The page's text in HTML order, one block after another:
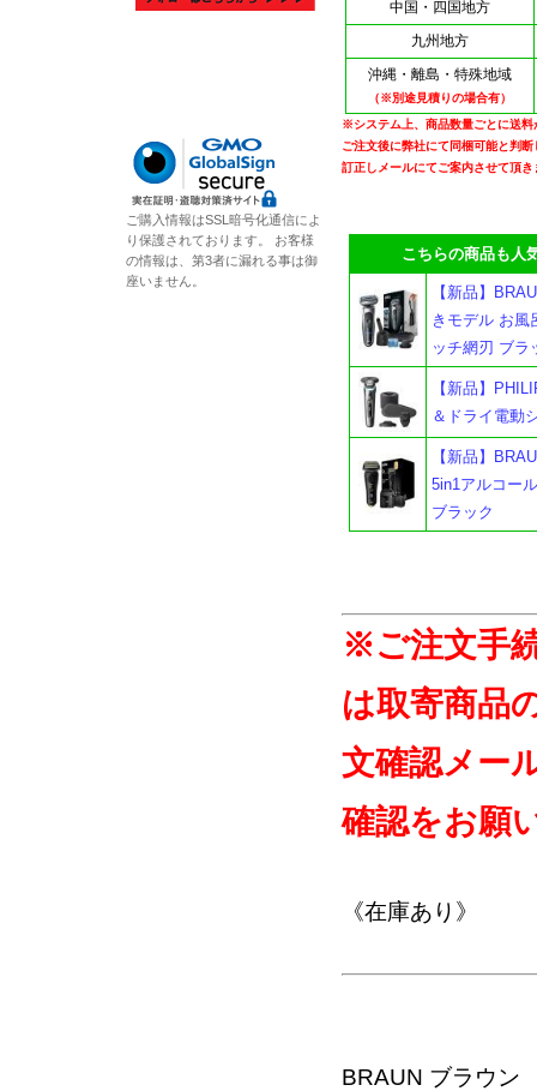
中国・四国地方
九州地方
沖縄・離島・特殊地域
（※別途見積りの場合有）
※システム上、商品数量ごとに送料
ご注文後に弊社にて同梱可能と判
訂正しメールにてご案内させて頂き
こちらの商品も人気
【新品】
きモデル お風
ッチ網刃 ブ
【新品】
＆ドライ電動
【新品】
5in1アルコー
ブラック
※ご注文手
は取寄商品
文確認メー
確認をお願
《在庫あり》
BRAUN ブラウ
ご購入情報はSSL暗号化通信によ
り保護されております。 お客様
の情報は、第3者に漏れる事は御
座いません。